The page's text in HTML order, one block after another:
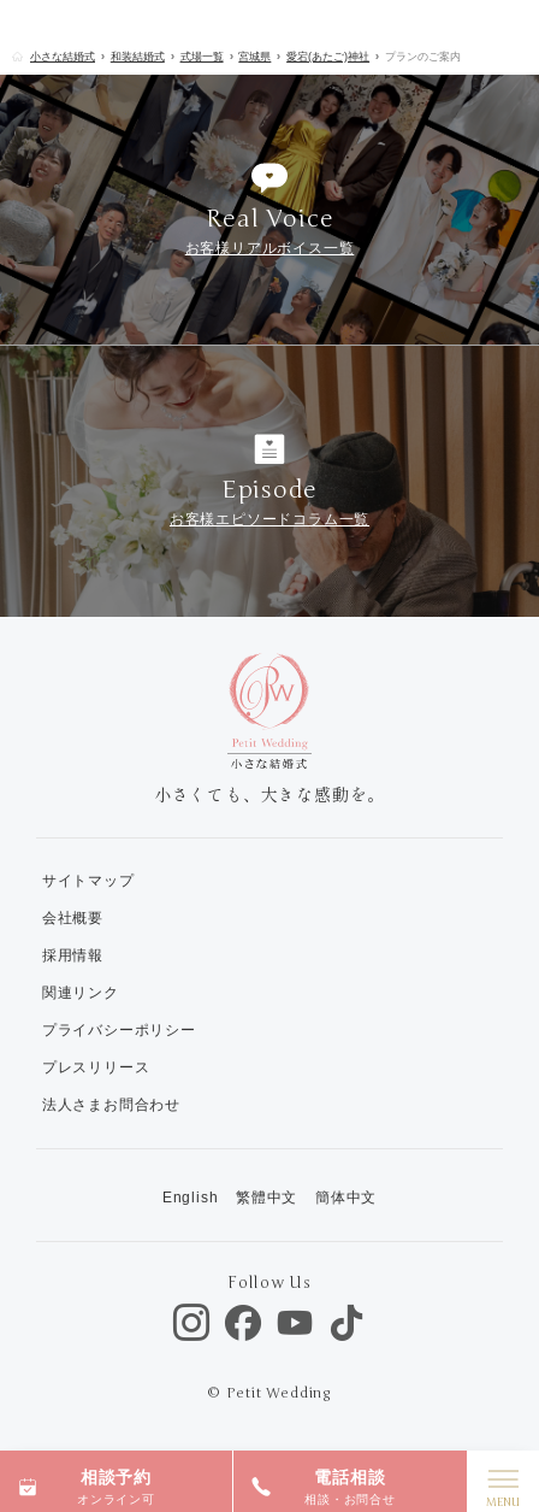
小さな結婚式 和装結婚式 式場一覧 宮城県 愛宕(あたご)神社 プランのご案内
相談予約
オンライン可
電話相談
相談・お問合せ
Real Voice
お客様リアルボイス一覧
Episode
お客様エピソードコラム一覧
小さくても、大きな感動を。
サイトマップ
会社概要
採用情報
関連リンク
プライバシーポリシー
プレスリリース
法人さまお問合わせ
English 繁體中文 簡体中文
Follow Us
© Petit Wedding